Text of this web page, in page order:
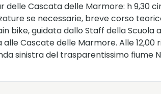
delle Cascata delle Marmore: h 9,30
se necessarie, breve corso
bike, guidata dallo Staff della
alle Cascate delle Marmore. Alle
sinistra del trasparentissimo fiume